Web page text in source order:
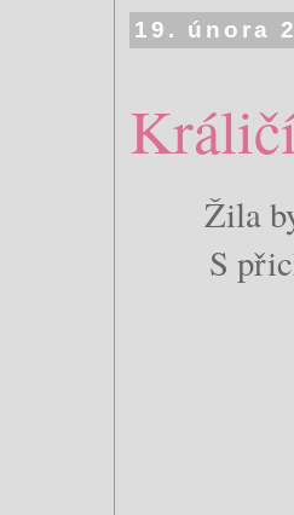
19. února
Žila
S